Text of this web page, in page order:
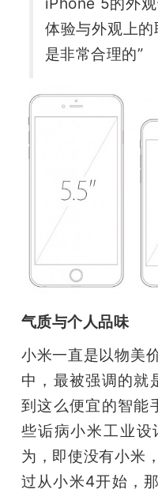
体验与外观上
是非常合理的”
气质与个人品味
小米一直是以物美
中，最被强调的就
到这么便宜的智能
些诟病小米工业设
为，即使没有小米
过从小米4开始，